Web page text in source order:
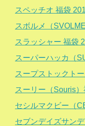
スペッチオ 福袋
スボルメ（
スラッシャー 福袋
スーパーハッカ（
スープストックト
スーリー（Souris
セシルマクビー（
セブンデイズサン